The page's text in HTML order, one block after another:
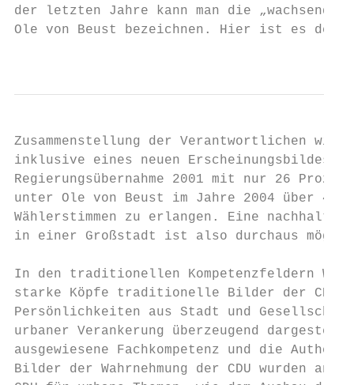
der letzten Jahre kann man die „wachsende
Ole von Beust bezeichnen. Hier ist es der
Zusammenstellung der Verantwortlichen
inklusive eines neuen Erscheinungsbildes
Regierungsübernahme 2001 mit nur 26
unter Ole von Beust im Jahre 2004 über 47
Wählerstimmen zu erlangen. Eine
in einer Großstadt ist also durchaus
In den traditionellen Kompetenzfeldern
starke Köpfe traditionelle Bilder der CDU.
Persönlichkeiten aus Stadt und
urbaner Verankerung überzeugend
ausgewiesene Fachkompetenz und die
Bilder der Wahrnehmung der CDU wurden